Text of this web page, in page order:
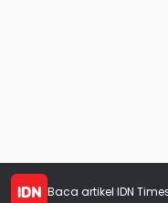
Baca artikel IDN